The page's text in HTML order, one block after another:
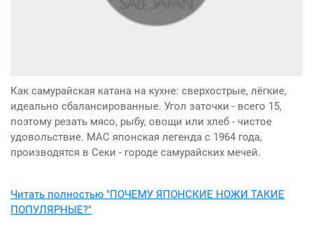
Как самурайская катана на кухне: сверхострые, лёгкие,
идеально сбалансированные. Угол заточки - всего 15,
поэтому резать мясо, рыбу, овощи или хлеб - чистое
удовольствие. MAC японская легенда с 1964 года,
производятся в Секи - городе самурайских мечей.
Читать полностью "ПОЧЕМУ ЯПОНСКИЕ НОЖИ ТАКИЕ
ПОПУЛЯРНЫЕ?"